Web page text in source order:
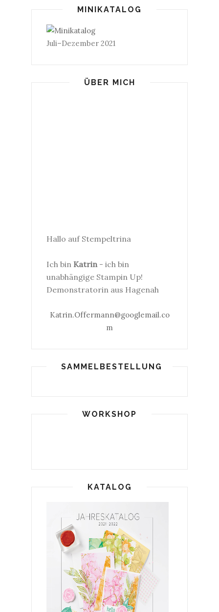
MINIKATALOG
Juli–Dezember 2021
ÜBER MICH
Hallo auf Stempeltrina
Ich bin Katrin - ich bin
unabhängige Stampin Up!
Demonstratorin aus Hagenah
Katrin.Offermann@googlemail.co
m
SAMMELBESTELLUNG
WORKSHOP
KATALOG